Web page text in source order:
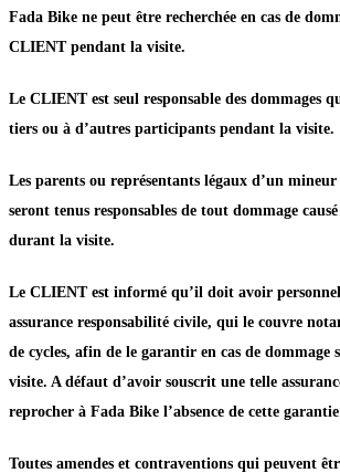
Fada Bike ne peut être recherchée en cas de
CLIENT pendant la visite.
Le CLIENT est seul responsable des dommages
tiers ou à d’autres participants pendant la visite.
Les parents ou représentants légaux d’un
seront tenus responsables de tout dommage
durant la visite.
Le CLIENT est informé qu’il doit avoir
assurance responsabilité civile, qui le couvre
de cycles, afin de le garantir en cas de dommage
visite. A défaut d’avoir souscrit une telle
reprocher à Fada Bike l’absence de cette
Toutes amendes et contraventions qui peuvent